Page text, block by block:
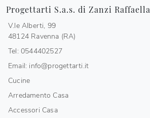
Progettarti S.a.s. di Zanzi Raffaella
V.le Alberti, 99
48124 Ravenna (RA)
Tel: 0544402527
Email: info@progettarti.it
Cucine
Arredamento Casa
Accessori Casa